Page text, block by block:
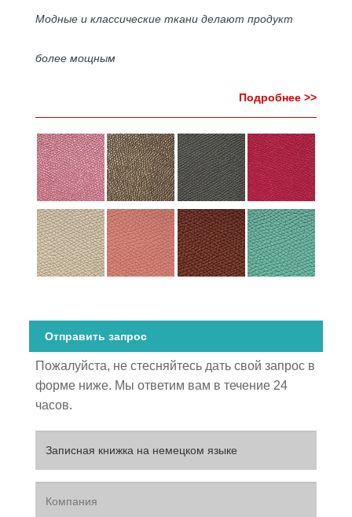
Модные и классические ткани делают продукт
более мощным
Подробнее >>
Отправить запрос
Пожалуйста, не стесняйтесь дать свой запрос в
форме ниже. Мы ответим вам в течение 24
часов.